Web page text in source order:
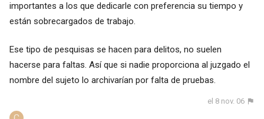
importantes a los que dedicarle con preferencia su tiempo y
están sobrecargados de trabajo.
Ese tipo de pesquisas se hacen para delitos, no suelen
hacerse para faltas. Así que si nadie proporciona al juzgado el
nombre del sujeto lo archivarían por falta de pruebas.
el 8 nov. 06